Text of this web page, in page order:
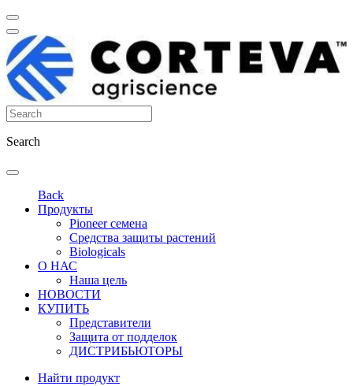
Search
Back
Продукты
Pioneer семена
Средства защиты растений
Biologicals
О НАС
Наша цель
НОВОСТИ
КУПИТЬ
Представители
Защита от подделок
ДИСТРИБЬЮТОРЫ
Найти продукт